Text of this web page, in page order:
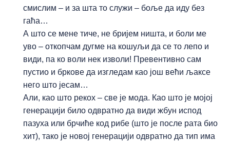
смислим – и за шта то служи – боље да иду без
гаћа…
А што се мене тиче, не бријем ништа, и боли ме
уво – откопчам дугме на кошуљи да се то лепо и
види, па ко воли нек изволи! Превентивно сам
пустио и бркове да изгледам као још већи љаксе
него што јесам…
Али, као што рекох – све је мода. Као што је мојој
генерацији било одвратно да види жбун испод
пазуха или брчиће код рибе (што је после рата био
хит), тако је новој генерацији одвратно да тип има